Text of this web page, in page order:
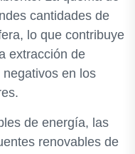
cantidades de
lo que contribuye
extracción de
en los
de energía, las
renovables de